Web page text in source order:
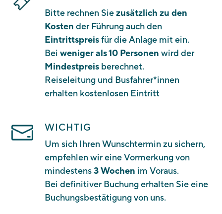
Bitte rechnen Siezusätzlich zu den
Kosten der Führung auch den
Eintrittspreisfür die Anlage mit ein.
Bei weniger als 10 Personen wird der
Mindestpreis berechnet.
Reiseleitung und Busfahrer*innen
erhalten kostenlosen Eintritt
WICHTIG
Um sich Ihren Wunschtermin zu sichern,
empfehlen wir eine Vormerkung von
mindestens3 Wochen im Voraus.
Bei definitiver Buchung erhalten Sie eine
Buchungsbestätigung von uns.